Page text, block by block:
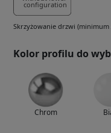
Skrzyżowanie drzwi (minimum
Kolor profilu do
Chrom